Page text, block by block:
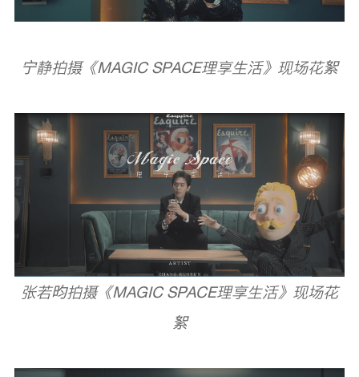
宁静拍摄《MAGIC SPACE理享生活》现场花絮
张若昀拍摄《MAGIC SPACE理享生活》现场花
絮